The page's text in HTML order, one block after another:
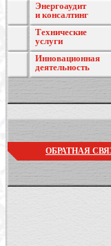
Энергоаудит
и консалтинг
Технические
услуги
Инновационная
деятельность
ОБРАТНАЯ